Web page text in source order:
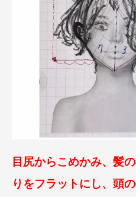
目尻からこめかみ、髪
りをフラットにし、頭